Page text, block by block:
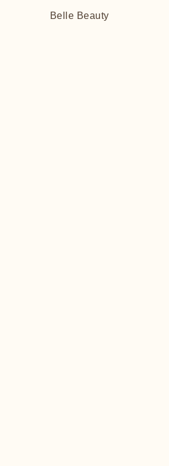
Belle Beauty